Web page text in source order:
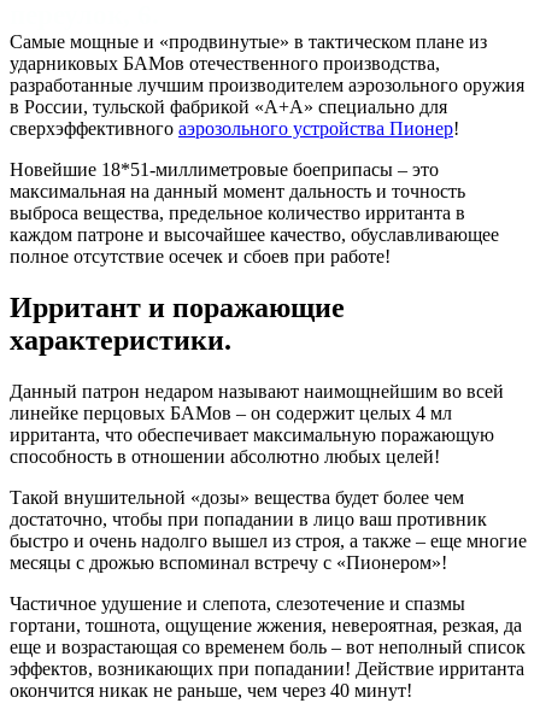
Самые мощные и «продвинутые» в тактическом плане из
ударниковых БАМов отечественного производства,
разработанные лучшим производителем аэрозольного оружия
в России, тульской фабрикой «А+А» специально для
сверхэффективного аэрозольного устройства Пионер!
Новейшие 18*51-миллиметровые боеприпасы – это
максимальная на данный момент дальность и точность
выброса вещества, предельное количество ирританта в
каждом патроне и высочайшее качество, обуславливающее
полное отсутствие осечек и сбоев при работе!
Ирритант и поражающие
характеристики.
Данный патрон недаром называют наимощнейшим во всей
линейке перцовых БАМов – он содержит целых 4 мл
ирританта, что обеспечивает максимальную поражающую
способность в отношении абсолютно любых целей!
Такой внушительной «дозы» вещества будет более чем
достаточно, чтобы при попадании в лицо ваш противник
быстро и очень надолго вышел из строя, а также – еще многие
месяцы с дрожью вспоминал встречу с «Пионером»!
Частичное удушение и слепота, слезотечение и спазмы
гортани, тошнота, ощущение жжения, невероятная, резкая, да
еще и возрастающая со временем боль – вот неполный список
эффектов, возникающих при попадании! Действие ирританта
окончится никак не раньше, чем через 40 минут!